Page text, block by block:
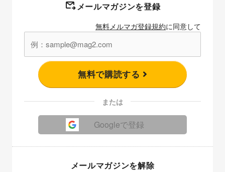
メールマガジンを登録
無料メルマガ登録規約に同意して
無料で購読する
または
Googleで登録
メールマガジンを解除